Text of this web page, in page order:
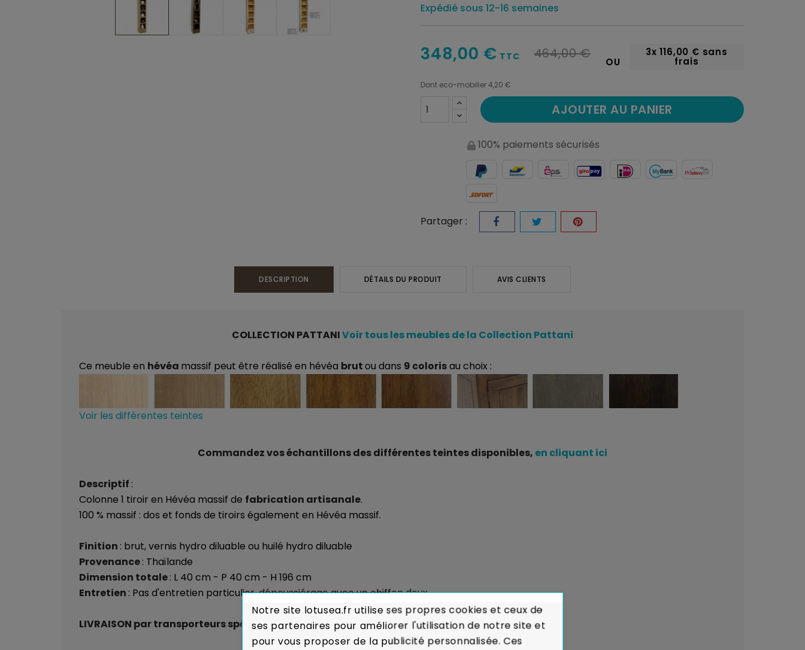
Expédié sous 12-16 semaines
348,00 € TTC 464,00 €
OU
3x116,00 € sans
frais
Dont eco-mobilier 4,20 €
AJOUTER AU PANIER
100% paiements sécurisés
Partager :
DESCRIPTION DÉTAILS DU PRODUIT AVIS CLIENTS
COLLECTION PATTANIVoir tous les meubles de la Collection Pattani
Ce meuble en hévéa massif peut être réalisé en hévéa brutou dans 9 colorisau choix :
Voir les différentes teintes
Commandez vos échantillons des différentes teintes disponibles, en cliquant ici
Descriptif :
Colonne 1 tiroir en Hévéa massif de fabrication artisanale.
100 % massif : dos et fonds de tiroirs également en Hévéa massif.
Finition : brut, vernis hydro diluable ou huilé hydro diluable
Provenance: Thaïlande
Dimension totale: L 40 cm - P 40 cm - H 196 cm
Entretien : Pas d'entretien particulier, dépoussiérage avec un chiffon doux.
LIVRAISON par transporteurs spécialisés : Voir les modalités de livraison
Notre site lotusea.fr utilise ses propres cookies et ceux de
ses partenaires pour améliorer l'utilisation de notre site et
pour vous proposer de la publicité personnalisée. Ces